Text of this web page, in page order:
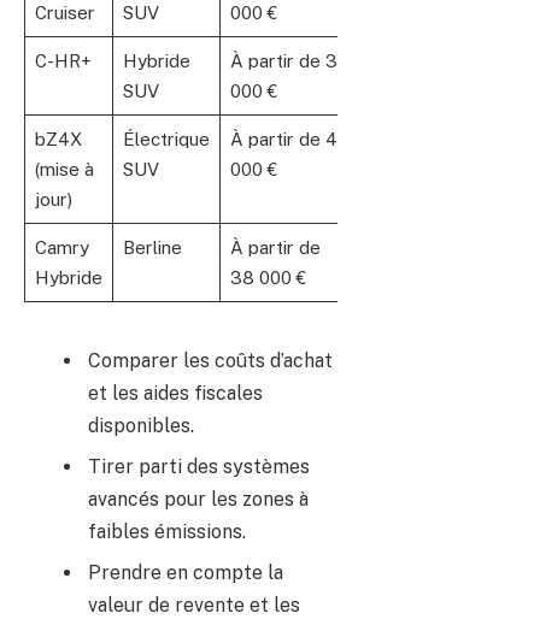
Cruiser
SUV
000 €
C-HR+
Hybride
SUV
À partir de 32
000 €
bZ4X
(mise à
jour)
Électrique
SUV
À partir de 40
000 €
Camry
Hybride
Berline
À partir de
38 000 €
Comparer les coûts d’achat
et les aides fiscales
disponibles.
Tirer parti des systèmes
avancés pour les zones à
faibles émissions.
Prendre en compte la
valeur de revente et les